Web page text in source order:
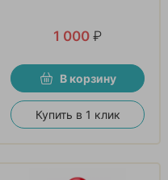
1 000 ₽
В корзину
Купить в 1 клик